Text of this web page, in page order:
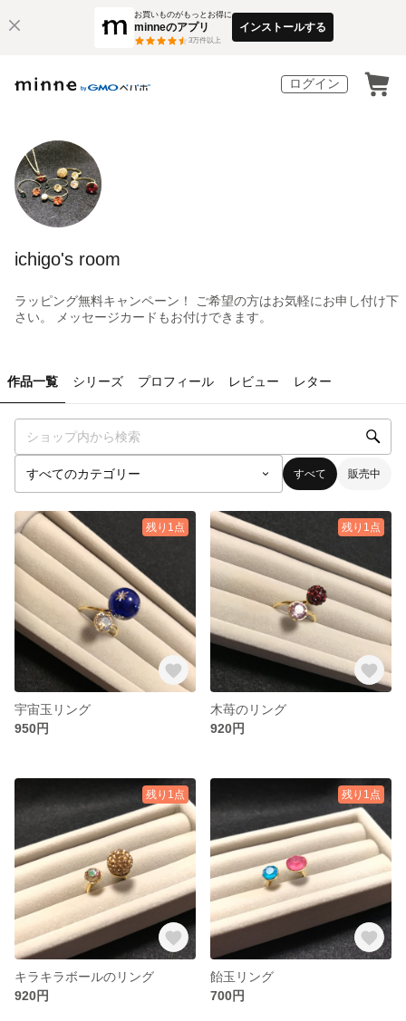
お買いものがもっとお得に
minneのアプリ
3万件以上
インストールする
ログイン
ichigo's room
ラッピング無料キャンペーン！ ご希望の方はお気軽にお申し付け下
さい。 メッセージカードもお付けできます。
作品一覧 シリーズ プロフィール レビュー レター
すべて 販売中
残り1点
宇宙玉リング
950円
残り1点
木苺のリング
920円
残り1点
キラキラボールのリング
920円
残り1点
飴玉リング
700円